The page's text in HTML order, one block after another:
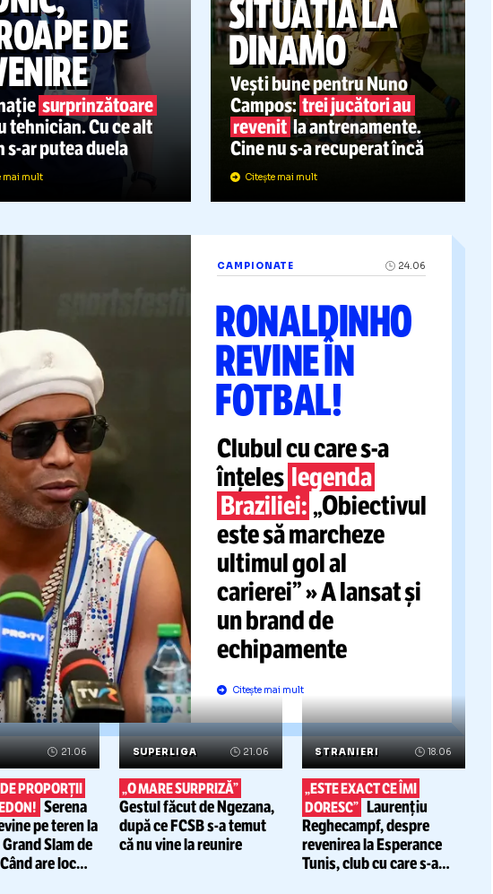
DE
tehnician. Cu ce alt
putea duela
Citește mai mult
SUPERLIGA
CARE E
SITUAȚIA LA
DINAMO
Campos: trei jucători au
Cine nus-arecuperat încă
Citește mai mult
CAMPIONATE
RONALDINHO
REVINE ÎN
FOTBAL!
Clubul cu care
Braziliei:„Obiectivul
este să marcheze
ultimul gol al
carierei” » A lansat și
un brand de
echipamente